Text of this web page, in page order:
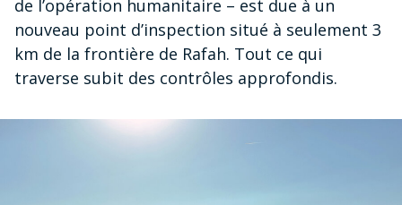
de l’opération humanitaire – est due à un
nouveau point d’inspection situé à seulement 3
km de la frontière de Rafah. Tout ce qui
traverse subit des contrôles approfondis.